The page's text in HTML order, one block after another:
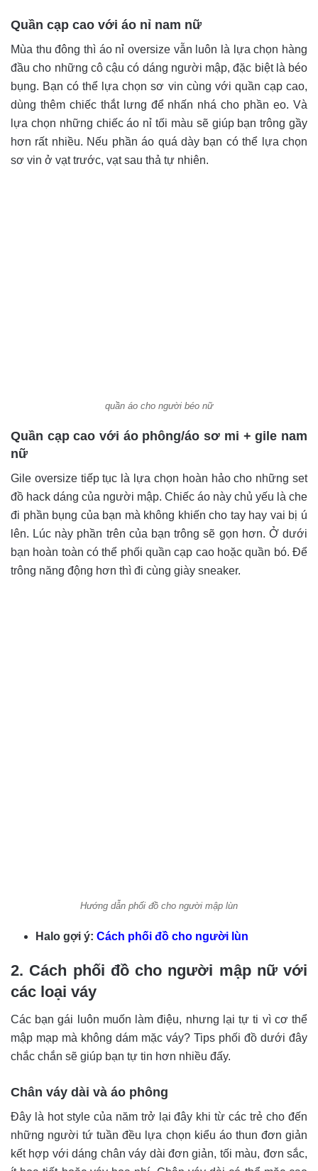
Quần cạp cao với áo nỉ nam nữ
Mùa thu đông thì áo nỉ oversize vẫn luôn là lựa chọn hàng
đầu cho những cô cậu có dáng người mập, đặc biệt là béo
bụng. Bạn có thể lựa chọn sơ vin cùng với quần cạp cao,
dùng thêm chiếc thắt lưng để nhấn nhá cho phần eo. Và
lựa chọn những chiếc áo nỉ tối màu sẽ giúp bạn trông gầy
hơn rất nhiều. Nếu phần áo quá dày bạn có thể lựa chọn
sơ vin ở vạt trước, vạt sau thả tự nhiên.
quần áo cho người béo nữ
Quần cạp cao với áo phông/áo sơ mi + gile nam
nữ
Gile oversize tiếp tục là lựa chọn hoàn hảo cho những set
đồ hack dáng của người mập. Chiếc áo này chủ yếu là che
đi phần bụng của bạn mà không khiến cho tay hay vai bị ú
lên. Lúc này phần trên của bạn trông sẽ gọn hơn. Ở dưới
bạn hoàn toàn có thể phối quần cạp cao hoặc quần bó. Để
trông năng động hơn thì đi cùng giày sneaker.
Hướng dẫn phối đồ cho người mập lùn
Halo gợi ý: Cách phối đồ cho người lùn
2. Cách phối đồ cho người mập nữ với
các loại váy
Các bạn gái luôn muốn làm điệu, nhưng lại tự ti vì cơ thể
mập mạp mà không dám mặc váy? Tips phối đồ dưới đây
chắc chắn sẽ giúp bạn tự tin hơn nhiều đấy.
Chân váy dài và áo phông
Đây là hot style của năm trở lại đây khi từ các trẻ cho đến
những người tứ tuần đều lựa chọn kiểu áo thun đơn giản
kết hợp với dáng chân váy dài đơn giản, tối màu, đơn sắc,